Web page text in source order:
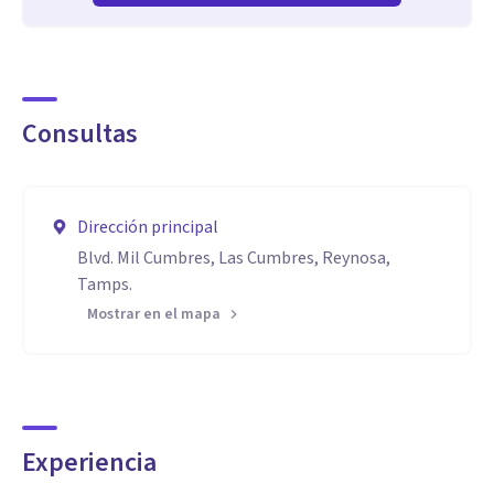
Consultas
Dirección principal
Blvd. Mil Cumbres, Las Cumbres, Reynosa,
Tamps.
Mostrar en el mapa
Experiencia